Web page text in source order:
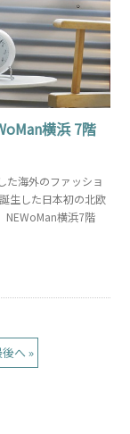
横浜 7階
た海外のファッショ
生した日本初の北欧
NEWoMan横浜7階
へ »